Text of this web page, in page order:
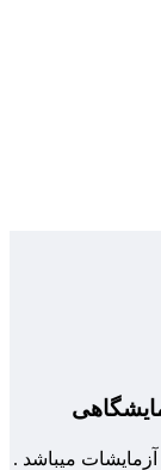
میباشد .